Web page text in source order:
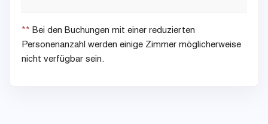
** Bei den Buchungen mit einer reduzierten
Personenanzahl werden einige Zimmer möglicherweise
nicht verfügbar sein.